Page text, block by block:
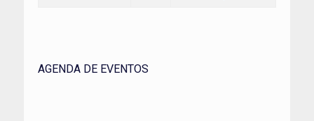
AGENDA DE EVENTOS